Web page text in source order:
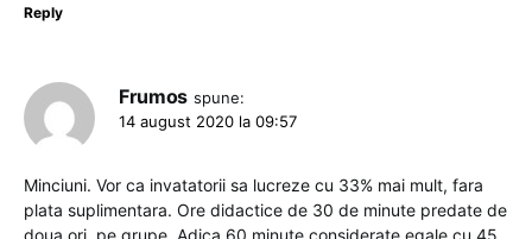
Reply
Frumos spune:
14 august 2020 la 09:57
Minciuni. Vor ca invatatorii sa lucreze cu 33% mai mult, fara
plata suplimentara. Ore didactice de 30 de minute predate de